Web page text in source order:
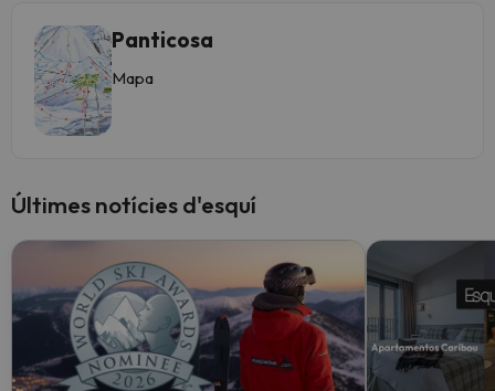
Panticosa
Mapa
Últimes notícies d'esquí